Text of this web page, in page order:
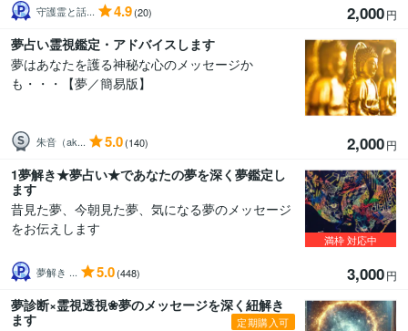
守護霊と話... 4.9(20) 2,000円
夢占い霊視鑑定・アドバイスします
夢はあなたを護る神秘な心のメッセージか
も・・・【夢／簡易版】
朱音（ak... 5.0(140) 2,000円
1夢解き★夢占い★であなたの夢を深く夢鑑定し
ます
昔見た夢、今朝見た夢、気になる夢のメッセージ
をお伝えします
夢解き ... 5.0(448) 3,000円
満枠対応中
夢診断×霊視透視❀夢のメッセージを深く紐解き
ます
定期購入可